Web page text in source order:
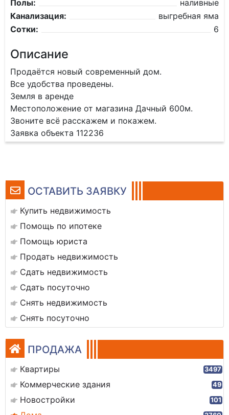
ОСТАВИТЬ ЗАЯВКУ
Купить недвижимость
Помощь по ипотеке
Помощь юриста
Продать недвижимость
Сдать недвижимость
Сдать посуточно
Снять недвижимость
Снять посуточно
ПРОДАЖА
Квартиры 3497
Коммерческие здания 49
Новостройки 101
Полы:
наливные
Канализация:
выгребная яма
Сотки:
6
Описание
Продаётся новый современный дом.
Все удобства проведены.
Земля в аренде
Местоположение от магазина Дачный 600м.
Звоните всё расскажем и покажем.
Заявка объекта 112236